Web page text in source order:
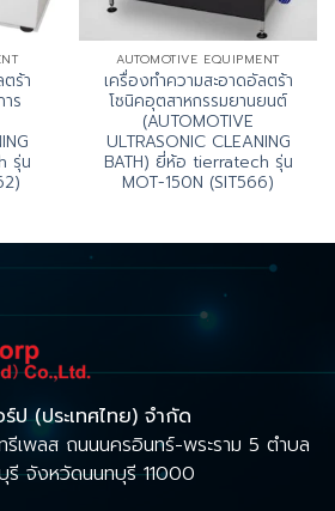
ร้า
ร
รุ่น
AUTOMOTIVE EQUIPMENT
เครื่องทำความสะอาดอัลตร้า
โซนิคอุตสาหกรรมยานยนต์
(AUTOMOTIVE
ULTRASONIC CLEANING
BATH) ยี่ห้อ tierratech รุ่น
MOT-150N (SIT566)
ป (ประเทศไทย) จำกัด
รีเพลส ถนนนครอินทร์-พระราม 5 ตำบล
รี จังหวัดนนทบุรี 11000